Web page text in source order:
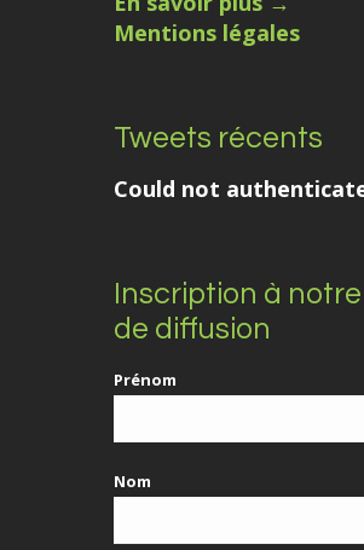
Mentions légales
Tweets récents
Could not
Inscription à
de diffusion
Prénom
Nom